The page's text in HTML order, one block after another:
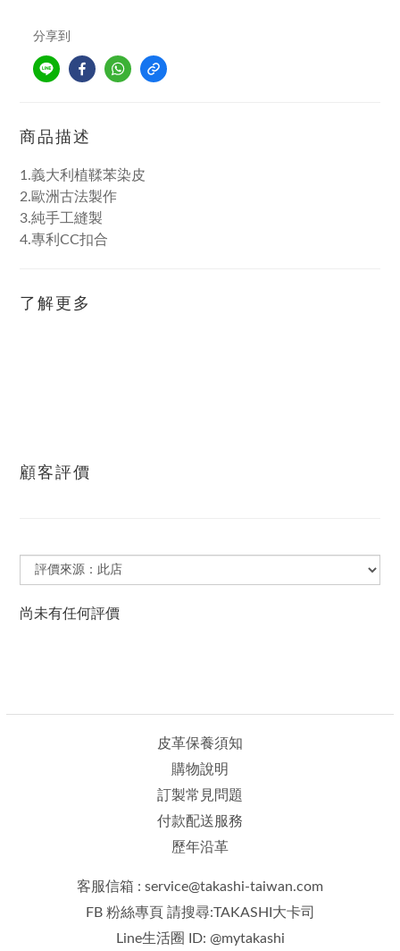
分享到
商品描述
1.義大利植鞣苯染皮
2.歐洲古法製作
3.純手工縫製
4.專利CC扣合
了解更多
顧客評價
尚未有任何評價
皮革保養須知
購物說明
訂製常見問題
付款配送服務
歷年沿革
客服信箱 : service@takashi-taiwan.com
FB 粉絲專頁 請搜尋:TAKASHI大卡司
Line生活圈 ID: @mytakashi